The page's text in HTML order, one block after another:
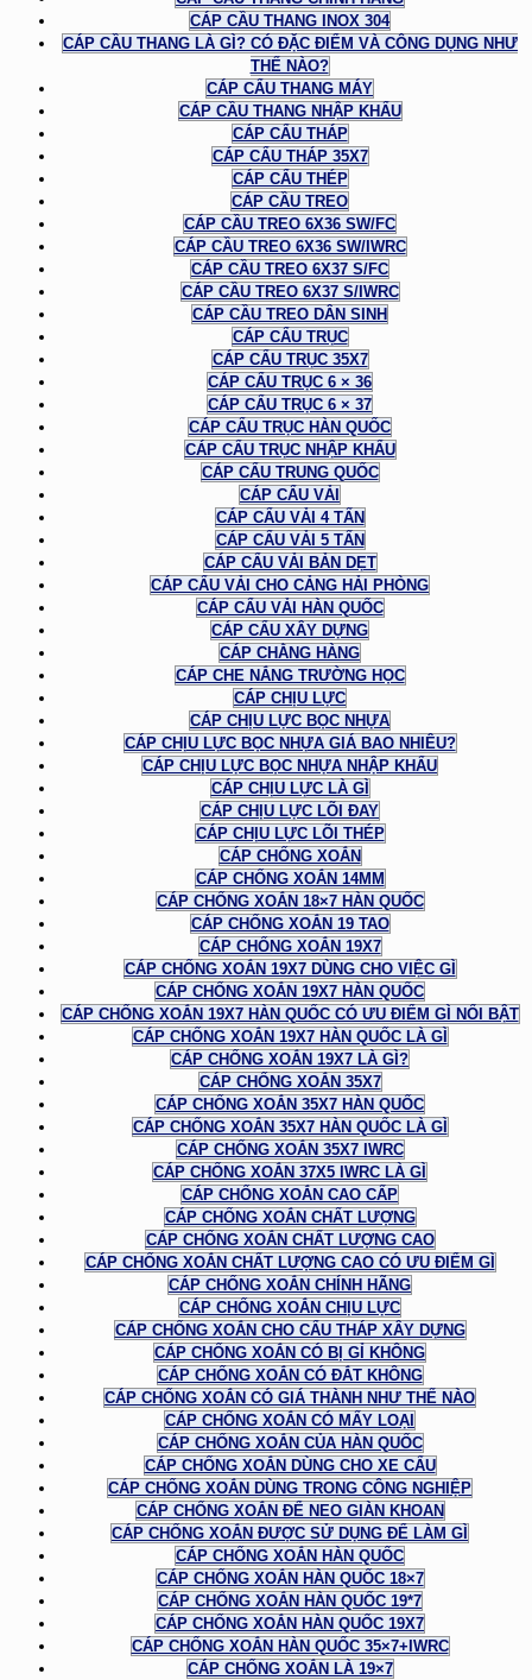
CÁP CẦU THANG INOX 304
CÁP CẦU THANG LÀ GÌ? CÓ ĐẶC ĐIỂM VÀ CÔNG DỤNG NHƯ
THẾ NÀO?
CÁP CẨU THANG MÁY
CÁP CẦU THANG NHẬP KHẨU
CÁP CẨU THÁP
CÁP CẨU THÁP 35X7
CÁP CẨU THÉP
CÁP CẦU TREO
CÁP CẦU TREO 6X36 SW/FC
CÁP CẦU TREO 6X36 SW/IWRC
CÁP CẦU TREO 6X37 S/FC
CÁP CẦU TREO 6X37 S/IWRC
CÁP CẦU TREO DÂN SINH
CÁP CẨU TRỤC
CÁP CẨU TRỤC 35X7
CÁP CẨU TRỤC 6 × 36
CÁP CẨU TRỤC 6 × 37
CÁP CẨU TRỤC HÀN QUỐC
CÁP CẨU TRỤC NHẬP KHẨU
CÁP CẨU TRUNG QUỐC
CÁP CẨU VẢI
CÁP CẨU VẢI 4 TẤN
CÁP CẨU VẢI 5 TẤN
CÁP CẨU VẢI BẢN DẸT
CÁP CẨU VẢI CHO CẢNG HẢI PHÒNG
CÁP CẨU VẢI HÀN QUỐC
CÁP CẨU XÂY DỰNG
CÁP CHẰNG HÀNG
CÁP CHE NẮNG TRƯỜNG HỌC
CÁP CHỊU LỰC
CÁP CHỊU LỰC BỌC NHỰA
CÁP CHỊU LỰC BỌC NHỰA GIÁ BAO NHIÊU?
CÁP CHỊU LỰC BỌC NHỰA NHẬP KHẨU
CÁP CHỊU LỰC LÀ GÌ
CÁP CHỊU LỰC LÕI ĐAY
CÁP CHỊU LỰC LÕI THÉP
CÁP CHỐNG XOẮN
CÁP CHỐNG XOẮN 14MM
CÁP CHỐNG XOẮN 18×7 HÀN QUỐC
CÁP CHỐNG XOẮN 19 TAO
CÁP CHỐNG XOẮN 19X7
CÁP CHỐNG XOẮN 19X7 DÙNG CHO VIỆC GÌ
CÁP CHỐNG XOẮN 19X7 HÀN QUỐC
CÁP CHỐNG XOẮN 19X7 HÀN QUỐC CÓ ƯU ĐIỂM GÌ NỔI BẬT
CÁP CHỐNG XOẮN 19X7 HÀN QUỐC LÀ GÌ
CÁP CHỐNG XOẮN 19X7 LÀ GÌ?
CÁP CHỐNG XOẮN 35X7
CÁP CHỐNG XOẮN 35X7 HÀN QUỐC
CÁP CHỐNG XOẮN 35X7 HÀN QUỐC LÀ GÌ
CÁP CHỐNG XOẮN 35X7 IWRC
CÁP CHỐNG XOẮN 37X5 IWRC LÀ GÌ
CÁP CHỐNG XOẮN CAO CẤP
CÁP CHỐNG XOẮN CHẤT LƯỢNG
CÁP CHỐNG XOẮN CHẤT LƯỢNG CAO
CÁP CHỐNG XOẮN CHẤT LƯỢNG CAO CÓ ƯU ĐIỂM GÌ
CÁP CHỐNG XOẮN CHÍNH HÃNG
CÁP CHỐNG XOẮN CHỊU LỰC
CÁP CHỐNG XOẮN CHO CẨU THÁP XÂY DỰNG
CÁP CHỐNG XOẮN CÓ BỊ GỈ KHÔNG
CÁP CHỐNG XOẮN CÓ ĐẮT KHÔNG
CÁP CHỐNG XOẮN CÓ GIÁ THÀNH NHƯ THẾ NÀO
CÁP CHỐNG XOẮN CÓ MẤY LOẠI
CÁP CHỐNG XOẮN CỦA HÀN QUỐC
CÁP CHỐNG XOẮN DÙNG CHO XE CẨU
CÁP CHỐNG XOẮN DÙNG TRONG CÔNG NGHIỆP
CÁP CHỐNG XOẮN ĐỂ NEO GIÀN KHOAN
CÁP CHỐNG XOẮN ĐƯỢC SỬ DỤNG ĐỂ LÀM GÌ
CÁP CHỐNG XOẮN HÀN QUỐC
CÁP CHỐNG XOẮN HÀN QUỐC 18×7
CÁP CHỐNG XOẮN HÀN QUỐC 19*7
CÁP CHỐNG XOẮN HÀN QUỐC 19X7
CÁP CHỐNG XOẮN HÀN QUỐC 35×7+IWRC
CÁP CHỐNG XOẮN LÀ 19×7